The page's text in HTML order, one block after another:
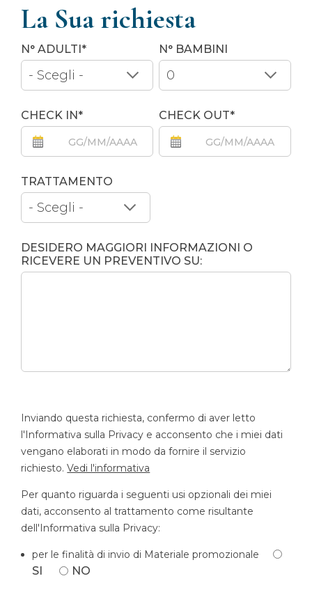
La Sua richiesta
N° ADULTI* N° BAMBINI
CHECK IN* CHECK OUT*
TRATTAMENTO
DESIDERO MAGGIORI INFORMAZIONI O
RICEVERE UN PREVENTIVO SU:
Inviando questa richiesta, confermo di aver letto
l'Informativa sulla Privacy e acconsento che i miei dati
vengano elaborati in modo da fornire il servizio
richiesto.Vedi l'informativa
Per quanto riguarda i seguenti usi opzionali dei miei
dati, acconsento al trattamento come risultante
dell'Informativa sulla Privacy:
per le finalità di invio di Materiale promozionale
SI NO